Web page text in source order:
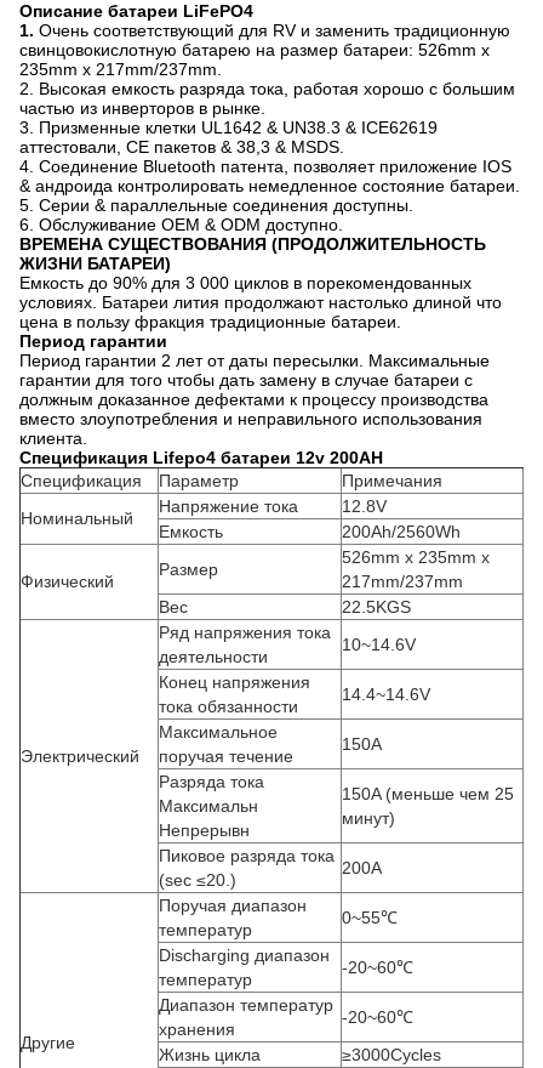
Описание батареи LiFePO4
1. Очень соответствующий для RV и заменить традиционную
свинцовокислотную батарею на размер батареи: 526mm x
235mm x 217mm/237mm.
2. Высокая емкость разряда тока, работая хорошо с большим
частью из инверторов в рынке.
3. Призменные клетки UL1642 & UN38.3 & ICE62619
аттестовали, CE пакетов & 38,3 & MSDS.
4. Соединение Bluetooth патента, позволяет приложение IOS
& андроида контролировать немедленное состояние батареи.
5. Серии & параллельные соединения доступны.
6. Обслуживание OEM & ODM доступно.
ВРЕМЕНА СУЩЕСТВОВАНИЯ (ПРОДОЛЖИТЕЛЬНОСТЬ
ЖИЗНИ БАТАРЕИ)
Емкость до 90% для 3 000 циклов в порекомендованных
условиях. Батареи лития продолжают настолько длиной что
цена в пользу фракция традиционные батареи.
Период гарантии
Период гарантии 2 лет от даты пересылки. Максимальные
гарантии для того чтобы дать замену в случае батареи с
должным доказанное дефектами к процессу производства
вместо злоупотребления и неправильного использования
клиента.
Спецификация Lifepo4 батареи 12v 200AH
Спецификация
Параметр
Примечания
Номинальный
Напряжение тока
12.8V
Емкость
200Ah/2560Wh
Физический
Размер
526mm x 235mm x
217mm/237mm
Вес
22.5KGS
Электрический
Ряд напряжения тока
деятельности
10~14.6V
Конец напряжения
тока обязанности
14.4~14.6V
Максимальное
поручая течение
150A
Разряда тока
Максимальн
Непрерывн
150A (меньше чем 25
минут)
Пиковое разряда тока
(sec ≤20.)
200A
Другие
Поручая диапазон
температур
0~55℃
Discharging диапазон
температур
-20~60℃
Диапазон температур
хранения
-20~60℃
Жизнь цикла
≥3000Cycles